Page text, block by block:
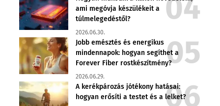
ami megóvja készülékeit a
túlmelegedéstől?
2026.06.30.
Jobb emésztés és energikus
mindennapok: hogyan segíthet a
Forever Fiber rostkészítmény?
2026.06.29.
A kerékpározás jótékony hatásai:
hogyan erősíti a testet és a lelket?